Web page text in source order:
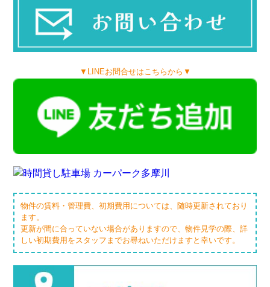
▼LINEお問合せはこちらから▼
物件の賃料・管理費、初期費用については、随時更新されており
ます。
更新が間に合っていない場合がありますので、物件見学の際、詳
しい初期費用をスタッフまでお尋ねいただけますと幸いです。